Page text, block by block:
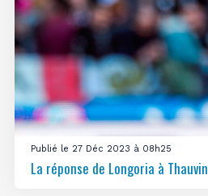
Publié le 27 Déc 2023 à 08h25
La réponse de Longoria à Thauvin